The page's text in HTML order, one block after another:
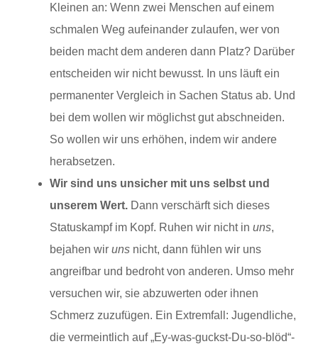
Kleinen an: Wenn zwei Menschen auf einem
schmalen Weg aufeinander zulaufen, wer von
beiden macht dem anderen dann Platz? Darüber
entscheiden wir nicht bewusst. In uns läuft ein
permanenter Vergleich in Sachen Status ab. Und
bei dem wollen wir möglichst gut abschneiden.
So wollen wir uns erhöhen, indem wir andere
herabsetzen.
Wir sind uns unsicher mit uns selbst und
unserem Wert. Dann verschärft sich dieses
Statuskampf im Kopf. Ruhen wir nicht in uns,
bejahen wir uns nicht, dann fühlen wir uns
angreifbar und bedroht von anderen. Umso mehr
versuchen wir, sie abzuwerten oder ihnen
Schmerz zuzufügen. Ein Extremfall: Jugendliche,
die vermeintlich auf „Ey-was-guckst-Du-so-blöd“-